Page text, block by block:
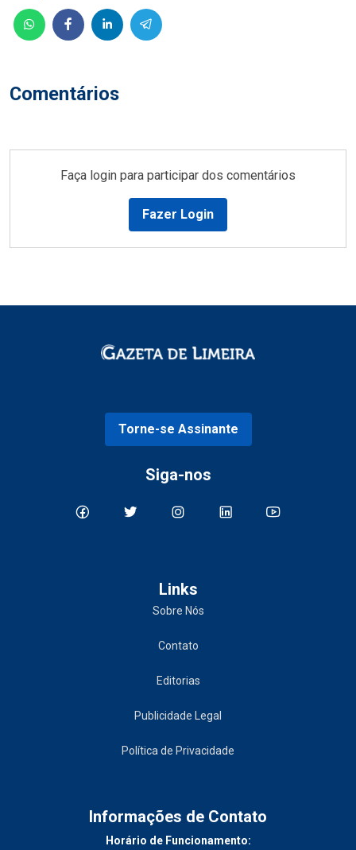
Comentários
Faça login para participar dos comentários
Fazer Login
Torne-se Assinante
Siga-nos
Links
Sobre Nós
Contato
Editorias
Publicidade Legal
Política de Privacidade
Informações de Contato
Horário de Funcionamento: